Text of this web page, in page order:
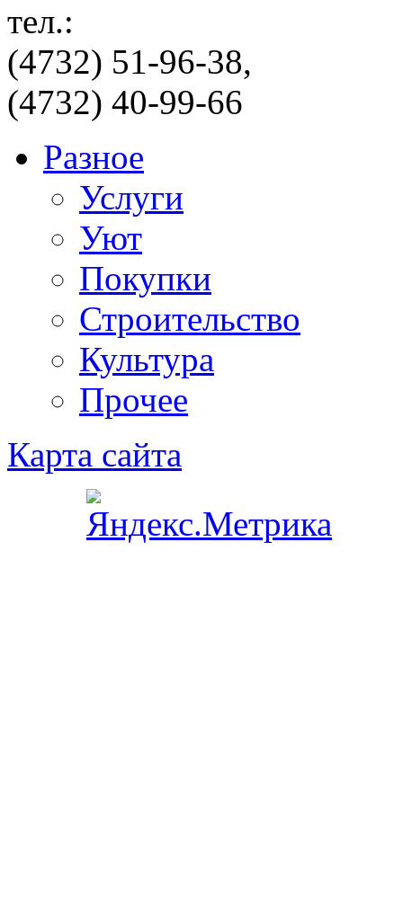
тел.:
(4732) 51-96-38,
(4732) 40-99-66
Разное
Услуги
Уют
Покупки
Строительство
Культура
Прочее
Карта сайта